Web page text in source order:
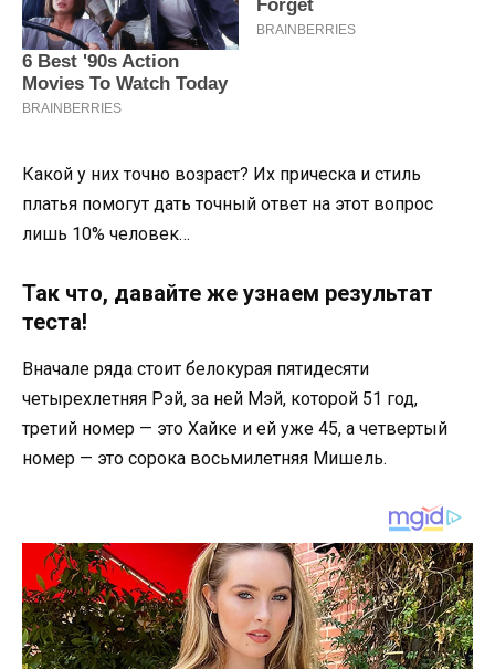
Какой у них точно возраст? Их прическа и стиль
платья помогут дать точный ответ на этот вопрос
лишь 10% человек…
Так что, давайте же узнаем результат
теста!
Вначале ряда стоит белокурая пятидесяти
четырехлетняя Рэй, за ней Мэй, которой 51 год,
третий номер — это Хайке и ей уже 45, а четвертый
номер — это сорока восьмилетняя Мишель.